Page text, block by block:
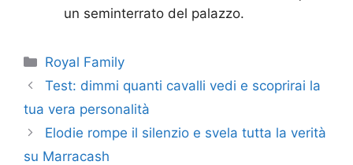
un seminterrato del palazzo.
Categorie
Royal Family
Test: dimmi quanti cavalli vedi e scoprirai la
tua vera personalità
Elodie rompe il silenzio e svela tutta la verità
su Marracash